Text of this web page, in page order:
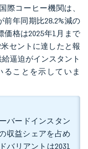
際コーヒー機関は、
前年同期比28.2%減の
価格は2025年1月まで
セントに達したと報
逼迫がインスタント
ことを示していま
バードインスタン
収益シェアを占め
バリアントは2031